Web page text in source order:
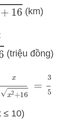
(km)
(triệu đồng)
2+ 5
≤ 10)